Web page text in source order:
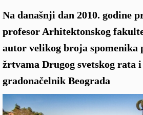
Na današnji dan 2010. godine
profesor Arhitektonskog
autor velikog broja spomenika
žrtvama Drugog svetskog rata
gradonačelnik Beograda